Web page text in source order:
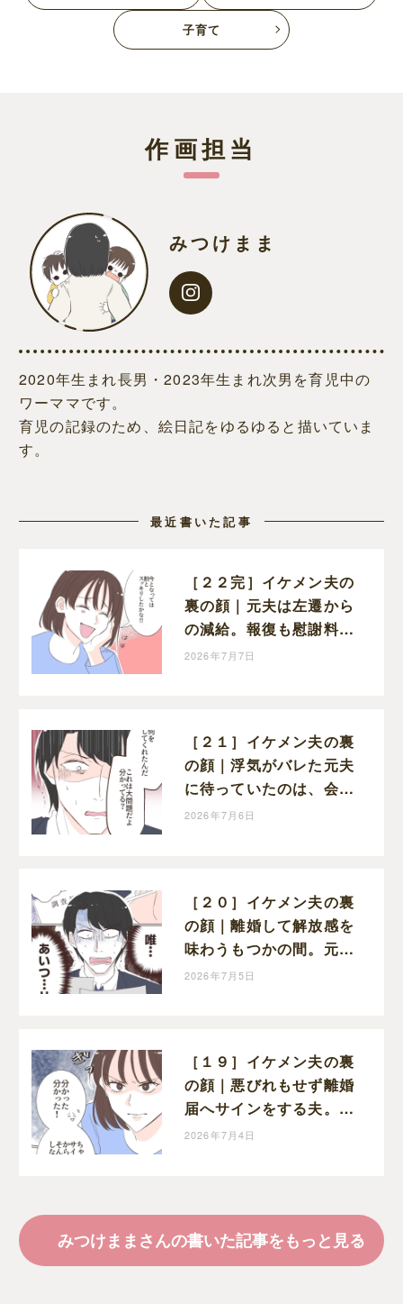
子育て
作画担当
みつけまま
2020年生まれ長男・2023年生まれ次男を育児中の
ワーママです。
育児の記録のため、絵日記をゆるゆると描いていま
す。
最近書いた記事
［２２完］イケメン夫の
裏の顔｜元夫は左遷から
の減給。報復も慰謝料請
求も果たせた妻はスッキ
2026年7月7日
［２１］イケメン夫の裏
の顔｜浮気がバレた元夫
に待っていたのは、会社
からの厳しい処罰と信頼
2026年7月6日
［２０］イケメン夫の裏
の顔｜離婚して解放感を
味わうもつかの間。元夫
が会社で見せられたのは
2026年7月5日
［１９］イケメン夫の裏
の顔｜悪びれもせず離婚
届へサインをする夫。見
下した態度にちくりと棘
2026年7月4日
みつけままさんの書いた記事をもっと見る